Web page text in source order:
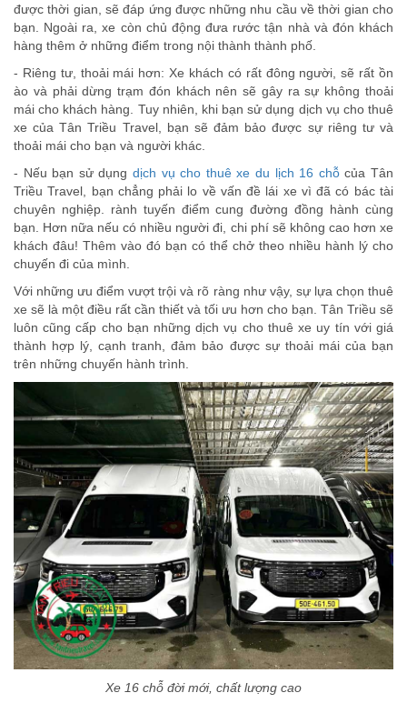
được thời gian, sẽ đáp ứng được những nhu cầu về thời gian cho
bạn. Ngoài ra, xe còn chủ động đưa rước tận nhà và đón khách
hàng thêm ở những điểm trong nội thành thành phố.
- Riêng tư, thoải mái hơn: Xe khách có rất đông người, sẽ rất ồn
ào và phải dừng trạm đón khách nên sẽ gây ra sự không thoải
mái cho khách hàng. Tuy nhiên, khi bạn sử dụng dịch vụ cho thuê
xe của Tân Triều Travel, bạn sẽ đảm bảo được sự riêng tư và
thoải mái cho bạn và người khác.
- Nếu bạn sử dụng dịch vụ cho thuê xe du lịch 16 chỗcủa Tân
Triều Travel, bạn chẳng phải lo về vấn đề lái xe vì đã có bác tài
chuyên nghiệp. rành tuyến điểm cung đường đồng hành cùng
bạn. Hơn nữa nếu có nhiều người đi, chi phí sẽ không cao hơn xe
khách đâu! Thêm vào đó bạn có thể chở theo nhiều hành lý cho
chuyến đi của mình.
Với những ưu điểm vượt trội và rõ ràng như vậy, sự lựa chọn thuê
xe sẽ là một điều rất cần thiết và tối ưu hơn cho bạn. Tân Triều sẽ
luôn cũng cấp cho bạn những dịch vụ cho thuê xe uy tín với giá
thành hợp lý, cạnh tranh, đảm bảo được sự thoải mái của bạn
trên những chuyến hành trình.
Xe 16 chỗ đời mới, chất lượng cao